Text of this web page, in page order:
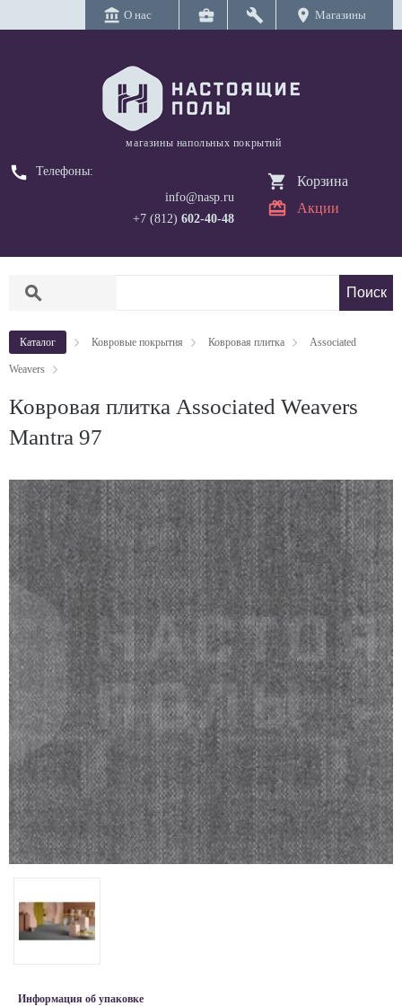
account_balance О нас business_center build location_on Магазины
магазины напольных покрытий
call
Телефоны:
info@nasp.ru
+7 (812) 602-40-48
Корзина
Акции
search
Каталог Ковровые покрытия Ковровая плитка Associated
Weavers
Ковровая плитка Associated Weavers
Mantra 97
Информация об упаковке